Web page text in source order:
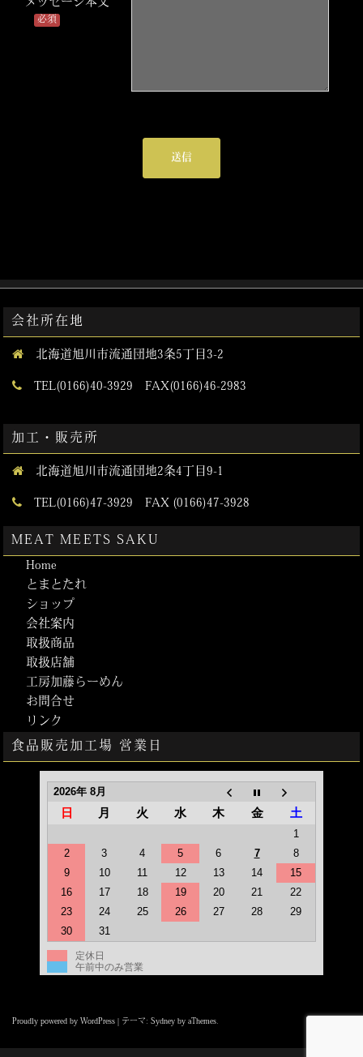
メッセージ本文
必須
会社所在地
北海道旭川市流通団地3条5丁目3-2
TEL(0166)40-3929 FAX(0166)46-2983
加工・販売所
北海道旭川市流通団地2条4丁目9-1
TEL(0166)47-3929 FAX (0166)47-3928
MEAT MEETS SAKU
Home
とまとたれ
ショップ
会社案内
取扱商品
取扱店舗
工房加藤らーめん
お問合せ
リンク
食品販売加工場 営業日
2026年 8月
日 月 火 水 木 金 土
1
2
3 4 5 6 7
8
9
10 11 12 13 14
15
16
17 18 19 20 21
22
23
24 25 26 27 28
29
30
31
定休日
午前中のみ営業
Proudly powered by WordPress テーマ: Sydney by aThemes.